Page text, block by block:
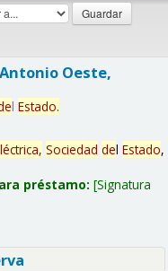
Oeste,
l Estado.
Sociedad del Estado,
préstamo: Signatura